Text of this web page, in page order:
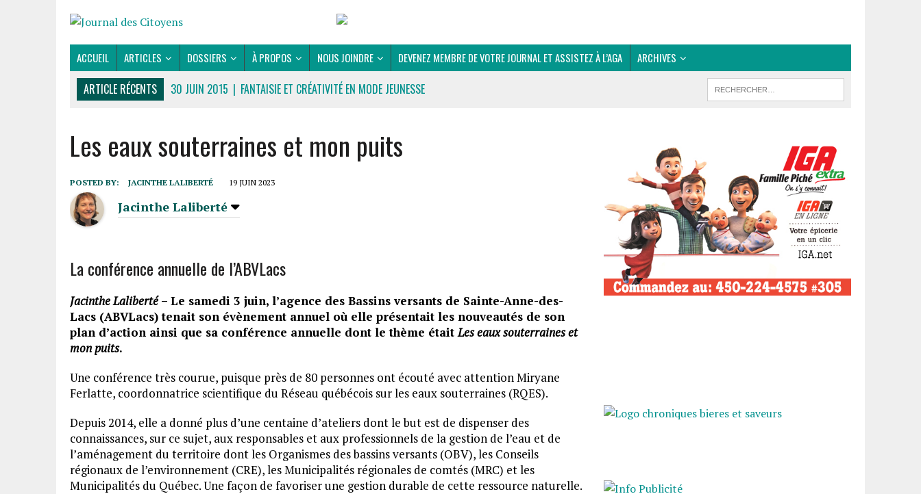
ACCUEIL ARTICLES DOSSIERS À PROPOS NOUS JOINDRE DEVENEZ MEMBRE DE VOTRE JOURNAL ET ASSISTEZ À L’AGA ARCHIVES
ARTICLE RÉCENTS 30 JUIN 2015 | FANTAISIE ET CRÉATIVITÉ EN MODE JEUNESSE
CULTURE
16 JUILLET 2026 | POLITIQUE
16 JUILLET 2026 | ENVIRONNEMENT
16 JUILLET 2026 | COMMUNAUTAIRE
14 OCTOBRE 2015
Les eaux souterraines et mon puits
POSTED BY: JACINTHE LALIBERTÉ 19 JUIN 2023
Jacinthe Laliberté
La conférence annuelle de l’ABVLacs
Jacinthe Laliberté– Le samedi 3 juin, l’agence des Bassins versants de Sainte-Anne-des-
Lacs (ABVLacs) tenait son évènement annuel où elle présentait les nouveautés de son
plan d’action ainsi que sa conférence annuelle dont le thème étaitLes eaux souterraines et
mon puits.
Une conférence très courue, puisque près de 80 personnes ont écouté avec attention Miryane
Ferlatte, coordonnatrice scientifique du Réseau québécois sur les eaux souterraines (RQES).
Depuis 2014, elle a donné plus d’une centaine d’ateliers dont le but est de dispenser des
connaissances, sur ce sujet, aux responsables et aux professionnels de la gestion de l’eau et de
l’aménagement du territoire dont les Organismes des bassins versants (OBV), les Conseils
régionaux de l’environnement (CRE), les Municipalités régionales de comtés (MRC) et les
Municipalités du Québec. Une façon de favoriser une gestion durable de cette ressource naturelle.